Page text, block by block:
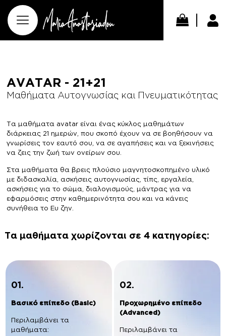
AVATAR - 21+21
Μαθήματα Αυτογνωσίας και Πνευματικότητας
Τα μαθήματα avatar είναι ένας κύκλος μαθημάτων
διάρκειας 21 ημερών, που σκοπό έχουν να σε βοηθήσουν να
γνωρίσεις τον εαυτό σου, να σε αγαπήσεις και να ξεκινήσεις
να ζεις την ζωή των ονείρων σου.
Στα μαθήματα θα βρεις πλούσιο μαγνητοσκοπημένο υλικό
με διδασκαλία, ασκήσεις αυτογνωσίας, τίπς, εργαλεία,
ασκήσεις για το σώμα, διαλογισμούς, μάντρας για να
εφαρμόσεις στην καθημερινότητα σου και να κάνεις
συνήθεια το Ευ ζην.
Τα μαθήματα χωρίζονται σε 4 κατηγορίες:
01.
Βασικό επίπεδο (Basic)
Περιλαμβάνει τα
μαθήματα:
02.
Προχωρημένο επίπεδο
(Advanced)
Περιλαμβάνει τα